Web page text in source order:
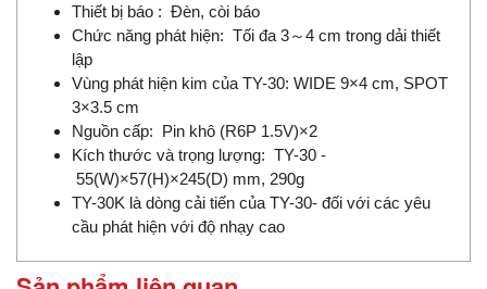
Thiết bị báo : Đèn, còi báo
Chức năng phát hiện: Tối đa 3～4 cm trong dải thiết
lập
Vùng phát hiện kim của TY-30: WIDE 9×4 cm, SPOT
3×3.5 cm
Nguồn cấp: Pin khô (R6P 1.5V)×2
Kích thước và trọng lượng: TY-30 -
55(W)×57(H)×245(D) mm, 290g
TY-30K là dòng cải tiến của TY-30- đối với các yêu
cầu phát hiện với độ nhạy cao